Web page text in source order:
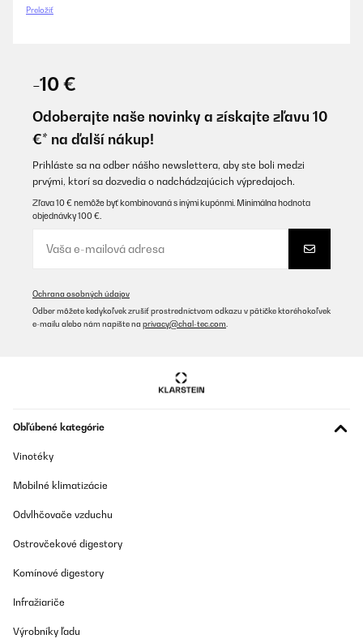
Preložiť
-10 €
Odoberajte naše novinky a získajte zľavu 10
€* na ďalší nákup!
Prihláste sa na odber nášho newslettera, aby ste boli medzi
prvými, ktorí sa dozvedia o nadchádzajúcich výpredajoch.
Zľava 10 € nemôže byť kombinovaná s inými kupónmi. Minimálna hodnota
objednávky 100 €.
Ochrana osobných údajov
Odber môžete kedykoľvek zrušiť prostredníctvom odkazu v pätičke ktoréhokoľvek
e-mailu alebo nám napíšte na privacy@chal-tec.com.
Obľúbené kategórie
Vinotéky
Mobilné klimatizácie
Odvlhčovače vzduchu
Ostrovčekové digestory
Komínové digestory
Infražiariče
Výrobníky ľadu